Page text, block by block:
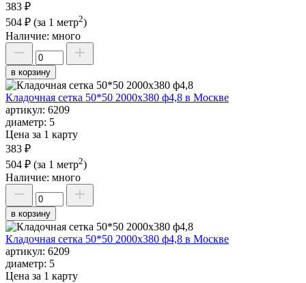
383 ₽
504 ₽ (за 1 метр2)
Наличие: много
в корзину
Кладочная сетка 50*50 2000х380 ф4,8 в Москве
артикул: 6209
диаметр: 5
Цена за 1 карту
383 ₽
504 ₽ (за 1 метр2)
Наличие: много
в корзину
Кладочная сетка 50*50 2000х380 ф4,8 в Москве
артикул: 6209
диаметр: 5
Цена за 1 карту